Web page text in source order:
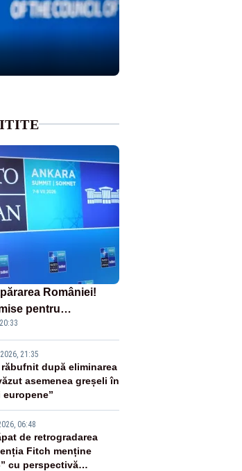
României!
pentru
dronelor
21:35
după eliminarea
asemenea greșeli în
europene”
06:48
de retrogradarea
Fitch menține
cu perspectivă